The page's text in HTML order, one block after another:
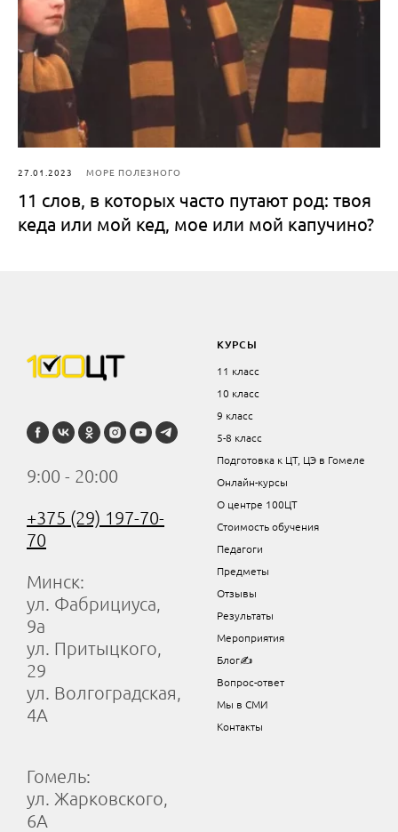
27.01.2023 МОРЕ ПОЛЕЗНОГО
11 слов, в которых часто путают род: твоя
кеда или мой кед, мое или мой капучино?
9:00 - 20:00
+375 (29) 197-70-
70
Минск:
ул. Фабрициуса,
9а
ул. Притыцкого,
29
ул. Волгоградская,
4А
Гомель:
ул. Жарковского,
6А
КУРСЫ
11 класс
10 класс
9 класс
5-8 класс
Подготовка к ЦТ, ЦЭ в Гомеле
Онлайн-курсы
О центре 100ЦТ
Стоимость обучения
Педагоги
Предметы
Отзывы
Результаты
Мероприятия
Блог✍
Вопрос-ответ
Мы в СМИ
Контакты